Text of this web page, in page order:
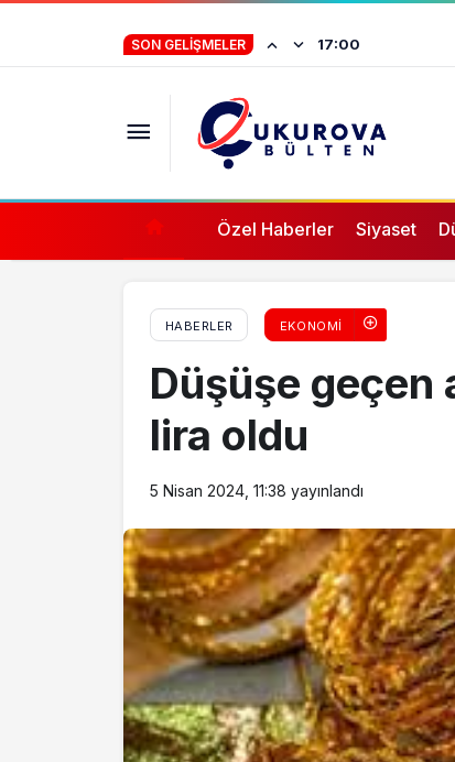
SON GELIŞMELER 17:00
ifade
Özel Haberler Siyaset
HABERLER EKONOMI
Düşüşe geçen
lira oldu
5 Nisan 2024, 11:38 yayınlandı
Adana’da baraj gölünde ceset bulundu